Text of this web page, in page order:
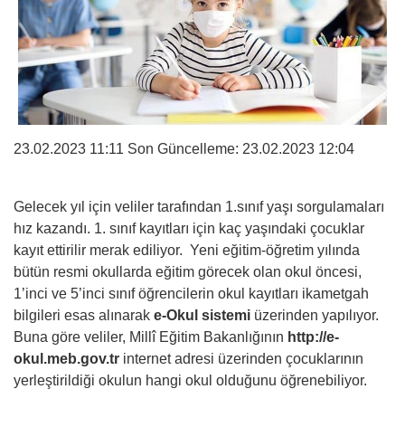
23.02.2023 11:11 Son Güncelleme: 23.02.2023 12:04
Gelecek yıl için veliler tarafından 1.sınıf yaşı sorgulamaları
hız kazandı. 1. sınıf kayıtları için kaç yaşındaki çocuklar
kayıt ettirilir merak ediliyor. Yeni eğitim-öğretim yılında
bütün resmi okullarda eğitim görecek olan okul öncesi,
1’inci ve 5’inci sınıf öğrencilerin okul kayıtları ikametgah
bilgileri esas alınarak e-Okul sistemi üzerinden yapılıyor.
Buna göre veliler, Millî Eğitim Bakanlığının http://e-
okul.meb.gov.tr internet adresi üzerinden çocuklarının
yerleştirildiği okulun hangi okul olduğunu öğrenebiliyor.